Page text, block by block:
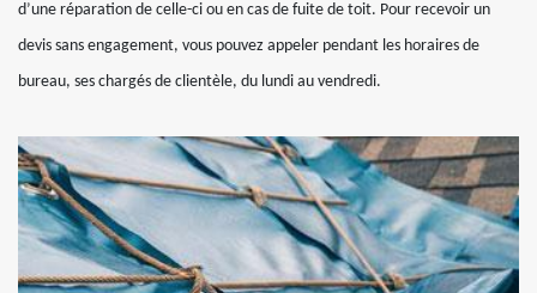
d’une réparation de celle-ci ou en cas de fuite de toit. Pour recevoir un
devis sans engagement, vous pouvez appeler pendant les horaires de
bureau, ses chargés de clientèle, du lundi au vendredi.